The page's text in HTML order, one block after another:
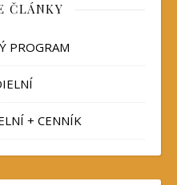
ČLÁNKY
PROGRAM
+ CENNÍK